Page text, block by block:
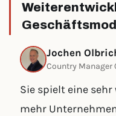
Jochen
Country Manager
Sie spielt eine
mehr